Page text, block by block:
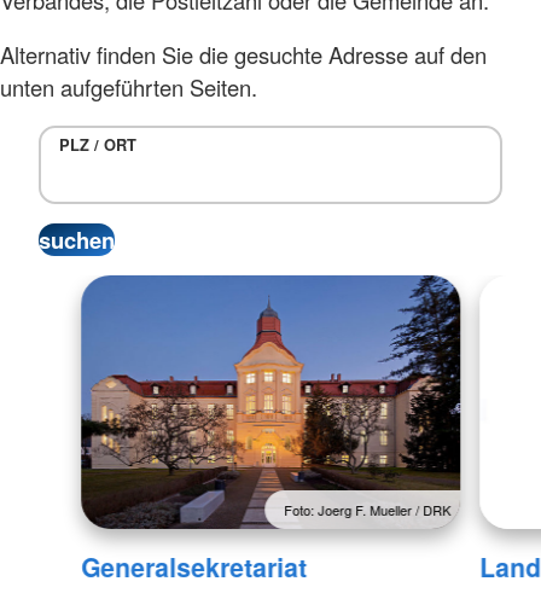
Alternativ finden Sie die gesuchte Adresse auf den
unten aufgeführten Seiten.
PLZ / ORT
Foto: Joerg F. Mueller / DRK
Generalsekretariat